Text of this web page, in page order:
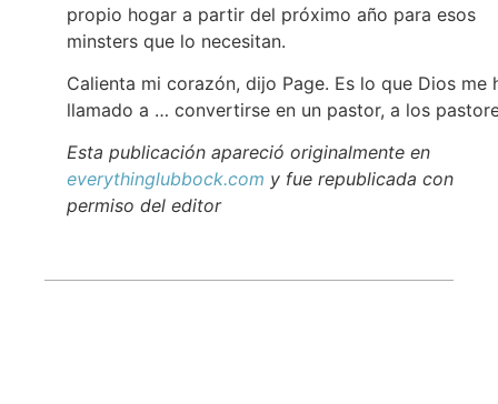
propio hogar a partir del próximo año para esos
minsters que lo necesitan.
Calienta mi corazón, dijo Page. Es lo que Dios me
llamado a … convertirse en un pastor, a los
Esta publicación apareció originalmente en
everythinglubbock.com y fue republicada con
permiso del editor